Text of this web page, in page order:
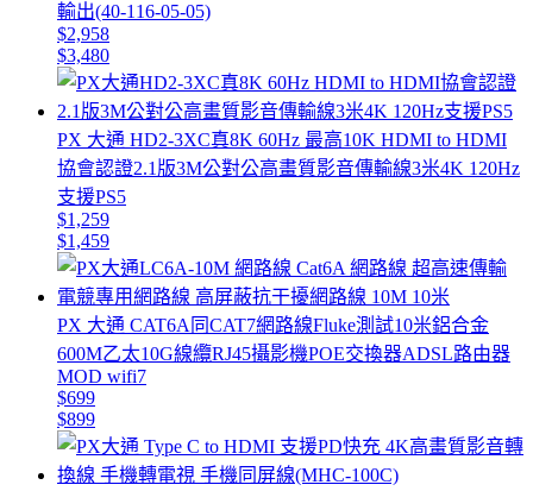
輸出(40-116-05-05)
$2,958
$3,480
PX 大通 HD2-3XC真8K 60Hz 最高10K HDMI to HDMI
協會認證2.1版3M公對公高畫質影音傳輸線3米4K 120Hz
支援PS5
$1,259
$1,459
PX 大通 CAT6A同CAT7網路線Fluke測試10米鋁合金
600M乙太10G線纜RJ45攝影機POE交換器ADSL路由器
MOD wifi7
$699
$899